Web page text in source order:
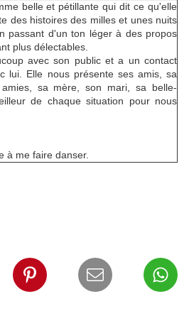
belle et pétillante qui dit ce qu'elle
des histoires des milles et unes nuits
passant d'un ton léger à des propos
plus délectables.
avec son public et a un contact
lui. Elle nous présente ses amis, sa
sa mère, son mari, sa belle-
de chaque situation pour nous
à me faire danser.